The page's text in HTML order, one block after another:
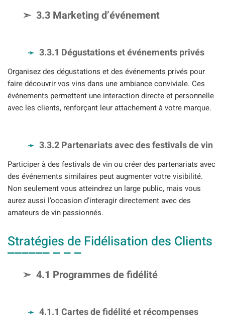
3.3 Marketing d’événement
3.3.1 Dégustations et événements privés
Organisez des dégustations et des événements privés pour
faire découvrir vos vins dans une ambiance conviviale. Ces
événements permettent une interaction directe et personnelle
avec les clients, renforçant leur attachement à votre marque.
3.3.2 Partenariats avec des festivals de vin
Participer à des festivals de vin ou créer des partenariats avec
des événements similaires peut augmenter votre visibilité.
Non seulement vous atteindrez un large public, mais vous
aurez aussi l’occasion d’interagir directement avec des
amateurs de vin passionnés.
Stratégies de Fidélisation des Clients
4.1 Programmes de fidélité
4.1.1 Cartes de fidélité et récompenses